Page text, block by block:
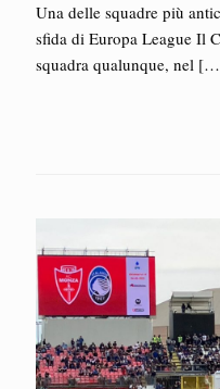
Una delle squadre più
sfida di Europa League Il
squadra qualunque, nel